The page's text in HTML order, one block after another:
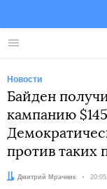
Меню
Новости
Байден
кампанию
против таких
Автор:
Дмитрий Мрачник Дата: